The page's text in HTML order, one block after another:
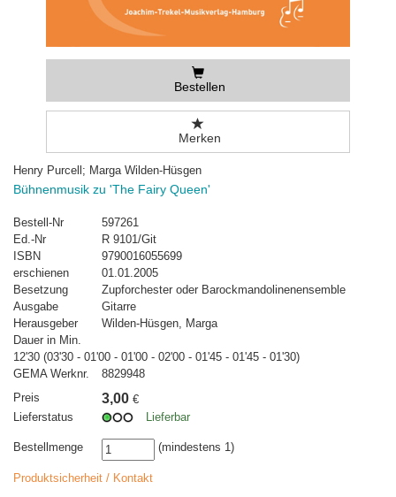
Bestellen
Merken
Henry Purcell; Marga Wilden-Hüsgen
Bühnenmusik zu 'The Fairy Queen'
Bestell-Nr
597261
Ed.-Nr
R 9101/Git
ISBN
9790016055699
erschienen
01.01.2005
Besetzung
Zupforchester oder Barockmandolinenensemble
Ausgabe
Gitarre
Herausgeber
Wilden-Hüsgen, Marga
Dauer in Min.
12'30 (03'30 - 01'00 - 01'00 - 02'00 - 01'45 - 01'45 - 01'30)
GEMA Werknr.
8829948
Preis
3,00 €
Lieferstatus
Lieferbar
Bestellmenge (mindestens 1)
Produktsicherheit / Kontakt